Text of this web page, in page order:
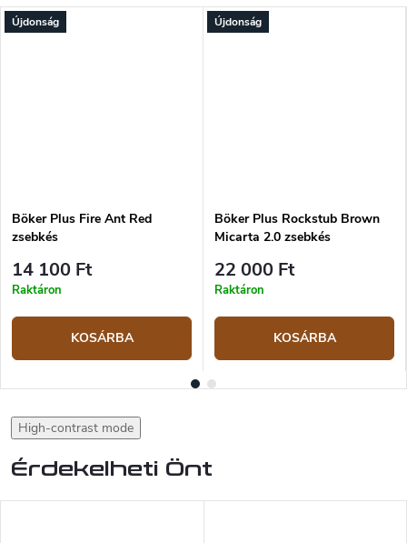
Újdonság
Böker Plus Fire Ant Red
zsebkés
14 100 Ft
Raktáron
KOSÁRBA
Újdonság
Böker Plus Rockstub Brown
Micarta 2.0 zsebkés
22 000 Ft
Raktáron
KOSÁRBA
High-contrast mode
Érdekelheti Önt